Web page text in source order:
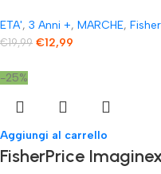
ETA', 3 Anni +, MARCHE,
€19,99 €12,99
-25%
Aggiungi al carrello
FisherPrice